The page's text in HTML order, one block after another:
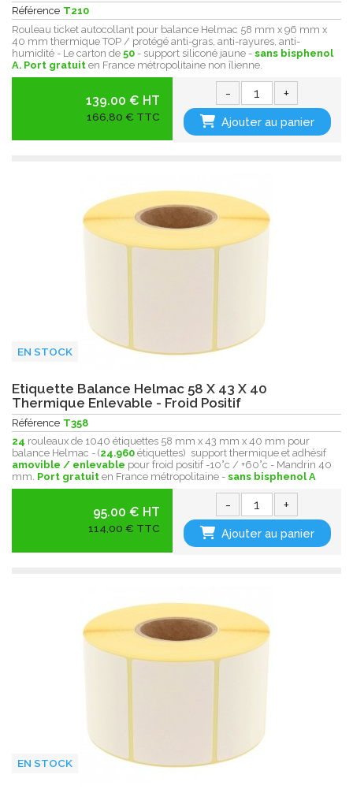
Référence T210
Rouleau ticket autocollant pour balance Helmac 58 mm x 96 mm x
40 mm thermique TOP / protégé anti-gras, anti-rayures, anti-
humidité - Le carton de 50 - support siliconé jaune - sans bisphenol
A. Port gratuit en France métropolitaine non îlienne.
139.00 € HT
166,80 € TTC
- +
Ajouter au panier
EN STOCK
Etiquette Balance Helmac 58 X 43 X 40
Thermique Enlevable - Froid Positif
Référence T358
24 rouleaux de 1040 étiquettes 58 mm x 43 mm x 40 mm pour
balance Helmac - (24.960 étiquettes) support thermique et adhésif
amovible / enlevable pour froid positif -10°c / +60°c - Mandrin 40
mm. Port gratuit en France métropolitaine - sans bisphenol A
95.00 € HT
114,00 € TTC
- +
Ajouter au panier
EN STOCK